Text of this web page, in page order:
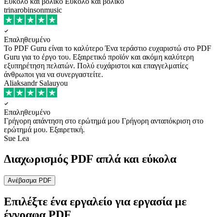
trinarobinsonmusic
Επαληθευμένο
Το PDF Guru είναι το καλύτερο Ένα τεράστιο ευχαριστώ στο PDF
Guru για το έργο του. Εξαιρετικό προϊόν και ακόμη καλύτερη
εξυπηρέτηση πελατών. Πολύ ευχάριστοι και επαγγελματίες
άνθρωποι για να συνεργαστείτε.
Aliaksandr Salauyou
Επαληθευμένο
Γρήγορη απάντηση στο ερώτημά μου Γρήγορη ανταπόκριση στο
ερώτημά μου. Εξαιρετική.
Sue Lea
Διαχωρισμός PDF απλά και εύκολα
Ανέβασμα PDF
Επιλέξτε ένα εργαλείο για εργασία με